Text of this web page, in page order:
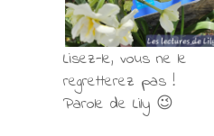
Lisez-le, vous ne le
regretterez pas !
Parole de Lily 😉